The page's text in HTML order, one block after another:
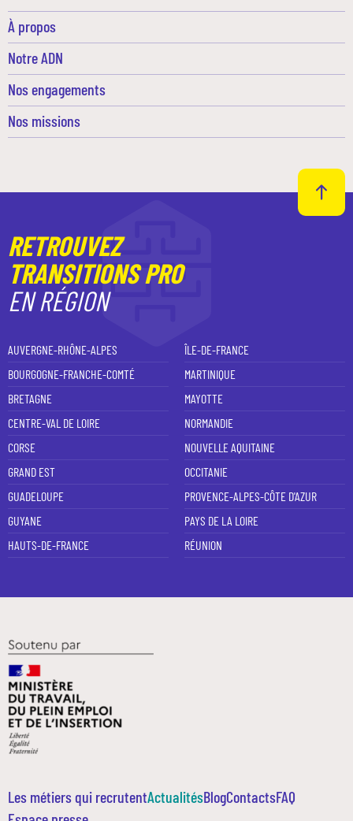
À propos
Notre ADN
Nos engagements
Nos missions
RETROUVEZ
TRANSITIONS PRO
EN RÉGION
AUVERGNE-RHÔNE-ALPES
BOURGOGNE-FRANCHE-COMTÉ
BRETAGNE
CENTRE-VAL DE LOIRE
CORSE
GRAND EST
GUADELOUPE
GUYANE
HAUTS-DE-FRANCE
ÎLE-DE-FRANCE
MARTINIQUE
MAYOTTE
NORMANDIE
NOUVELLE AQUITAINE
OCCITANIE
PROVENCE-ALPES-CÔTE D'AZUR
PAYS DE LA LOIRE
RÉUNION
Les métiers qui recrutentActualitésBlogContactsFAQ